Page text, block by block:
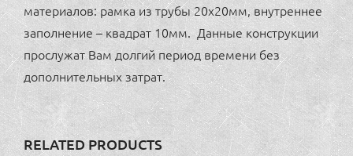
материалов: рамка из трубы 20х20мм, внутреннее
заполнение – квадрат 10мм. Данные конструкции
прослужат Вам долгий период времени без
дополнительных затрат.
RELATED PRODUCTS